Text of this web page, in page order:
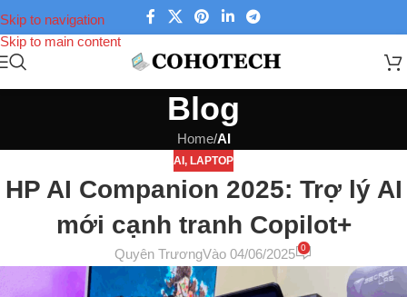
Skip to navigation
Skip to main content
Blog
Home/AI
AI , LAPTOP
HP AI Companion 2025: Trợ lý AI
mới cạnh tranh Copilot+
Quyên TrươngVào 04/06/2025 0